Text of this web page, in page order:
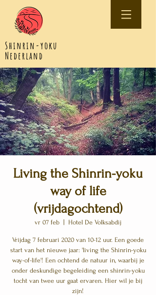
Shinrin-yoku
Nederland
Living the Shinrin-yoku
way of life
(vrijdagochtend)
vr 07 feb Hotel De Volksabdij
Vrijdag 7 februari 2020 van 10-12 uur. Een goede
start van het nieuwe jaar: 'living the Shinrin-yoku
way-of-life'! Een ochtend de natuur in, waarbij je
onder deskundige begeleiding een shinrin-yoku
tocht van twee uur gaat ervaren. Hier wil je bij
zijn!